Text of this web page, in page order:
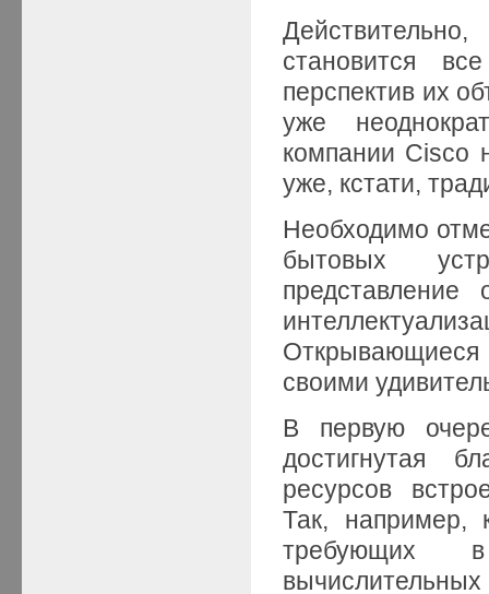
становится
перспектив их
уже
компании Cisco
уже, кстати,
Необходимо
бытовых
своими
В первую
достигнутая
ресурсов
Так, например,
требующих